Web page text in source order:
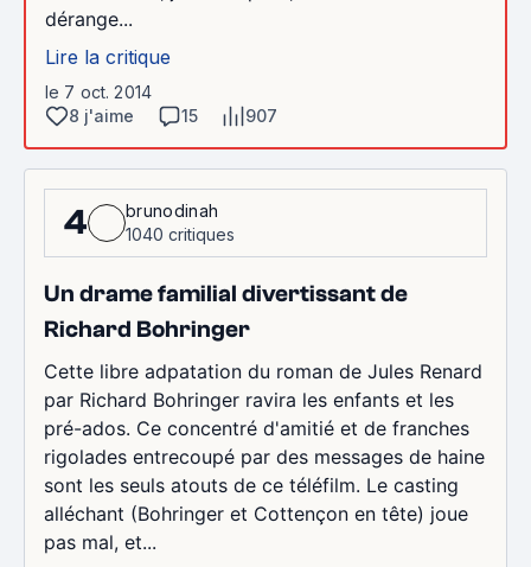
dérange...
Lire la critique
le 7 oct. 2014
8 j'aime
15 907
4
brunodinah
1040 critiques
Un drame familial divertissant de
Richard Bohringer
Cette libre adpatation du roman de Jules Renard
par Richard Bohringer ravira les enfants et les
pré-ados. Ce concentré d'amitié et de franches
rigolades entrecoupé par des messages de haine
sont les seuls atouts de ce téléfilm. Le casting
alléchant (Bohringer et Cottençon en tête) joue
pas mal, et...